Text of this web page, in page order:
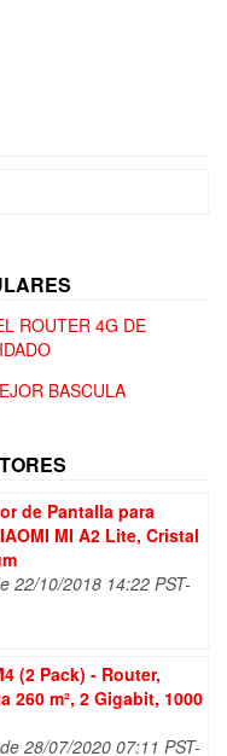
ROUTER 4G DE
BASCULA
de Pantalla para
MI A2 Lite, Cristal
22/10/2018 14:22 PST-
(2 Pack) - Router,
260 m², 2 Gigabit, 1000
28/07/2020 07:11 PST-